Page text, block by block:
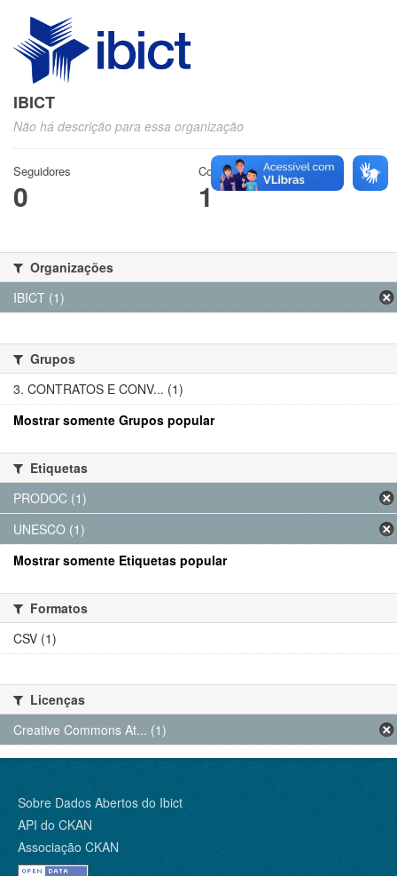
IBICT
Não há descrição para essa organização
Seguidores
0
Conjuntos de dados
1
Organizações
IBICT (1)
Grupos
3. CONTRATOS E CONV... (1)
Mostrar somente Grupos popular
Etiquetas
PRODOC (1)
UNESCO (1)
Mostrar somente Etiquetas popular
Formatos
CSV (1)
Licenças
Creative Commons At... (1)
Sobre Dados Abertos do Ibict
API do CKAN
Associação CKAN